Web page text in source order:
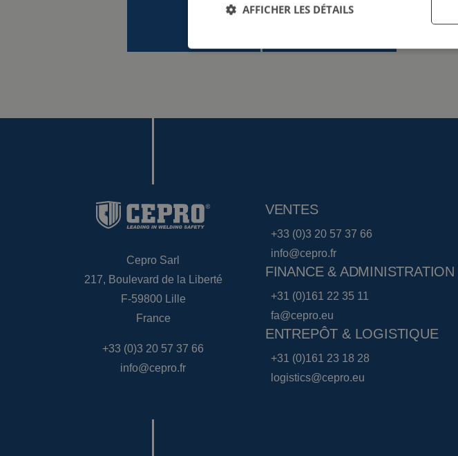
Cepro Sarl
217, Boulevard de la Liberté
F-59800 Lille
France
+33 (0)3 20 57 37 66
info@cepro.fr
VENTES
+33 (0)3 20 57 37 66
info@cepro.fr
FINANCE & ADMINISTRATION
+31 (0)161 22 35 11
fa@cepro.eu
ENTREPÔT & LOGISTIQUE
+31 (0)161 23 18 28
logistics@cepro.eu
AFFICHER LES DÉTAILS